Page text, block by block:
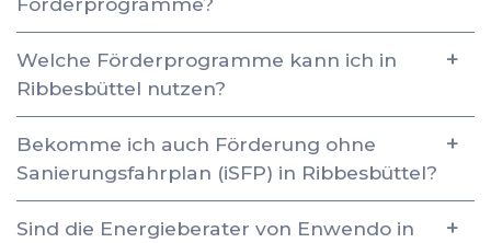
Welche Förderprogramme kann ich in
Ribbesbüttel nutzen?
Bekomme ich auch Förderung ohne
Sanierungsfahrplan (iSFP) in Ribbesbüttel?
Sind die Energieberater von Enwendo in